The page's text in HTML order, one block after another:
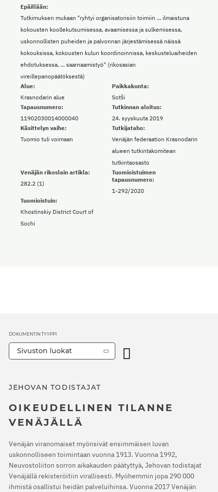
Alue:
Krasnodarin alue
Paikkakunta:
Sotši
Epäillään:
Tutkimuksen mukaan "ryhtyi organisatorisiin toimiin ... ilmaistuna
kokousten koollekutsumisessa, avaamisessa ja sulkemisessa,
uskonnollisten puheiden ja palvonnan järjestämisessä näissä
kokouksissa, kokousten kulun koordinoinnissa, keskusteluaiheiden
ehdotuksessa, ... saarnaamistyö" (rikosasian
vireillepanopäätöksestä)
Tapausnumero:
11902030014000040
Tutkinnan aloitus:
24. syyskuuta 2019
Käsittelyn vaihe:
Tuomio tuli voimaan
Tutkijataho:
Venäjän federaation Krasnodarin
alueen tutkintakomitean
tutkintaosasto
Venäjän rikoslain artikla:
282.2 (1)
Tuomioistuimen
tapausnumero:
1-292/2020
Tuomioistuin:
Khostinskiy District Court of
Sochi
JEHOVAN TODISTAJAT
OIKEUDELLINEN TILANNE
VENÄJÄLLÄ
Venäjän viranomaiset myönsivät ensimmäisen luvan
uskonnolliseen toimintaan vuonna 1913. Vuonna 1992,
Neuvostoliiton sorron aikakauden päätyttyä, Jehovan todistajat
Venäjällä rekisteröitiin virallisesti. Myöhemmin jopa 290 000
ihmistä osallistui heidän palveluihinsa. Vuonna 2017 Venäjän
DOKUMENTIN TYYPPI
Sivuston luokat